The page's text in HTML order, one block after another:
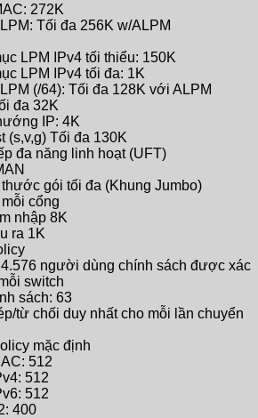
272K
Tối đa 256K w/ALPM
LPM IPv4 tối thiểu: 150K
LPM IPv4 tối đa: 1K
(/64): Tối đa 128K với ALPM
đa 32K
IP: 4K
(s,v,g) Tối đa 130K
đa năng linh hoạt (UFT)
gói tối đa (Khung Jumbo)
cổng
nhập 8K
ra 1K
người dùng chính sách được xác
switch
sách: 63
từ chối duy nhất cho mỗi lần chuyển
mặc định
512
512
512
400